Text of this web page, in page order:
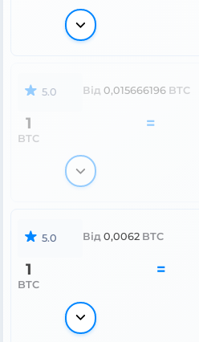
5.0 Від 0,015666196 BTC
1
BTC
=
5.0 Від 0,0062 BTC
1
BTC
=